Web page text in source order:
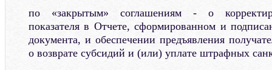
по «закрытым» соглашениям - о
показателя в Отчете, сформированном и
документа, и обеспечении предъявления
о возврате субсидий и (или) уплате штрафных